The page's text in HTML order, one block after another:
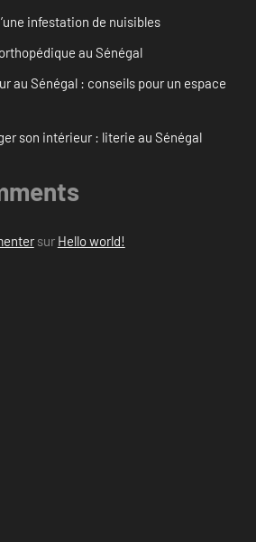
infestation de nuisibles
au Sénégal
au Sénégal : conseils pour un espace
son intérieur : literie au Sénégal
sur Hello world!